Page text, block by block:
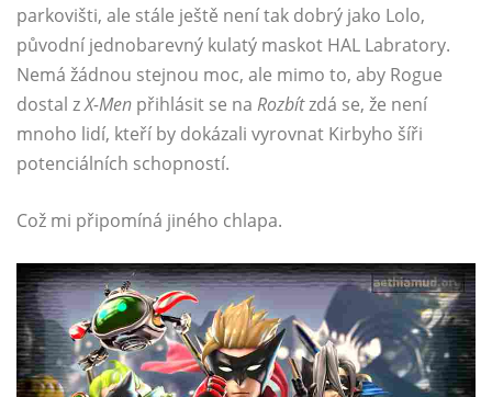
parkovišti, ale stále ještě není tak dobrý jako Lolo,
původní jednobarevný kulatý maskot HAL Labratory.
Nemá žádnou stejnou moc, ale mimo to, aby Rogue
dostal zX-Men přihlásit se na Rozbítzdá se, že není
mnoho lidí, kteří by dokázali vyrovnat Kirbyho šíři
potenciálních schopností.
Což mi připomíná jiného chlapa.